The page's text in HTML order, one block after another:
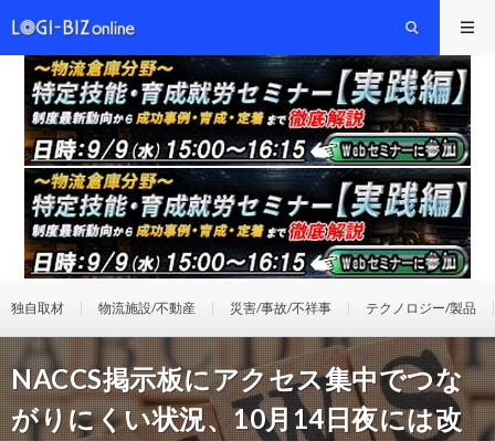
独自取材 物流施設/不動産 災害/事故/不祥事 テクノロジー/製品
NACCS掲示板にアクセス集中でつな
がりにくい状況、10月14日夜には改